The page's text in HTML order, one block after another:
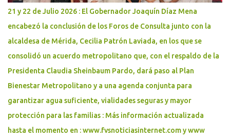
a la altura de Walmart. - Calle 58-A, avenida Carlos Torre Repetto,
por avenida Cupules. - Prolongación Montejo por calle 21, a la
altura de la Ford. - Calle 60 por avenida del Deportista, a la altura
del Estadio Salvador Alvarado. - Avenida Ró...
21 y 22 de Julio 2026 : El Gobernador Joaquín Díaz Mena
encabezó la conclusión de los Foros de Consulta junto con la
alcaldesa de Mérida, Cecilia Patrón Laviada, en los que se
consolidó un acuerdo metropolitano que, con el respaldo de la
Presidenta Claudia Sheinbaum Pardo, dará paso al Plan
Bienestar Metropolitano y a una agenda conjunta para
garantizar agua suficiente, vialidades seguras y mayor
protección para las familias : Más información actualizada
hasta el momento en : www.fvsnoticiasinternet.com y www